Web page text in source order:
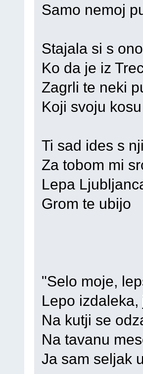
Samo nemoj
Stajala si s
Ko da je iz
Zagrli te neki
Koji svoju
Ti sad ides s
Za tobom mi
Lepa
Grom te ubijo
"Selo moje,
Lepo
Na kutji se
Na tavanu
Ja sam seljak